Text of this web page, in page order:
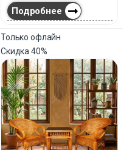
Подробнее
Только офлайн
Скидка40%